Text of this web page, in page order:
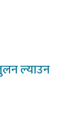
ल्याउन